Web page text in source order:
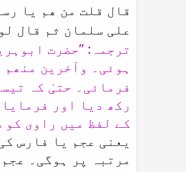
قال قلت من ھم یا
علی سلمان ثم قال
ترجمہ: ’’حضرت
ہوئی۔
وآخرین منھم
فرمائی۔ حتیٰ کہ
رکھ دیا اور
کے لفظ میں راوی کو
یعنی عجم یا فارس
مرتبہ پر ہوگی۔